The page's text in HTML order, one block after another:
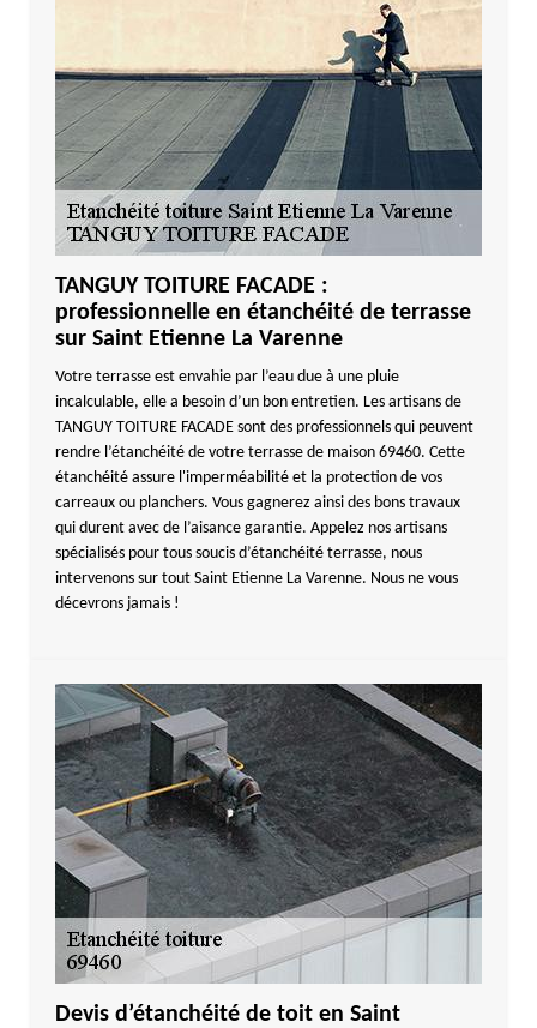
TANGUY TOITURE FACADE :
professionnelle en étanchéité de terrasse
sur Saint Etienne La Varenne
Votre terrasse est envahie par l’eau due à une pluie
incalculable, elle a besoin d’un bon entretien. Les artisans de
TANGUY TOITURE FACADE sont des professionnels qui peuvent
rendre l’étanchéité de votre terrasse de maison 69460. Cette
étanchéité assure l'imperméabilité et la protection de vos
carreaux ou planchers. Vous gagnerez ainsi des bons travaux
qui durent avec de l’aisance garantie. Appelez nos artisans
spécialisés pour tous soucis d’étanchéité terrasse, nous
intervenons sur tout Saint Etienne La Varenne. Nous ne vous
décevrons jamais !
Devis d’étanchéité de toit en Saint